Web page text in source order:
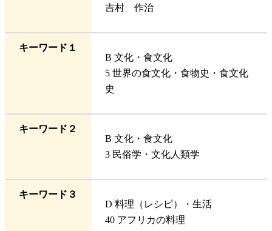
吉村 作治
キーワード１
B 文化・食文化
5 世界の食文化・食物史・食文化
史
キーワード２
B 文化・食文化
3 民俗学・文化人類学
キーワード３
D 料理（レシピ）・生活
40 アフリカの料理